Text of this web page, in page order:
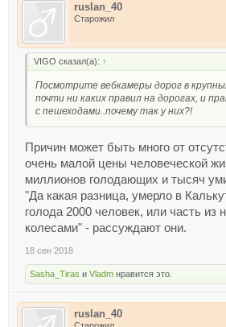
ruslan_40
Старожил
VIGO сказал(а): ↑
Посмотрите вебкамеры дорог в
почти ни каких правил на дорогах, и
с пешеходами..почему так у них?!
Причин может быть много от
очень малой цены человеческой
миллионов голодающих и тысяч
"Да какая разница, умерло в
голода 2000 человек, или часть из
колесами" - рассуждают они.
18 сен 2018
Sasha_Tiras и Vladm нравится это.
ruslan_40